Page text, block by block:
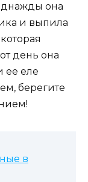
она
и выпила
день она
ее еле
берегите
в